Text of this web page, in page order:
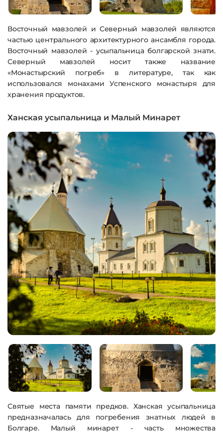
Восточный мавзолей и Северный мавзолей являются
частью центрального архитектурного ансамбля города.
Восточный мавзолей - усыпальница болгарской знати.
Северный мавзолей носит также название
«Монастырский погреб» в литературе, так как
использовался монахами Успенского монастыря для
хранения продуктов.
Ханская усыпальница и Малый Минарет
Святые места памяти предков. Ханская усыпальница
предназначалась для погребения знатных людей в
Болгаре. Малый минарет - часть множества